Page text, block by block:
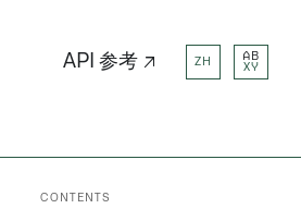
API 参考 ↗ ZH
AB
XY
CONTENTS